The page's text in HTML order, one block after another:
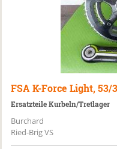
FSA K-Force Light, 53/
Ersatzteile Kurbeln/Tretlager
Burchard
Ried-Brig VS